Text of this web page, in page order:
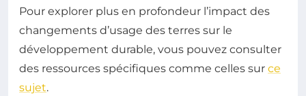
Pour explorer plus en profondeur l’impact des
changements d’usage des terres sur le
développement durable, vous pouvez consulter
des ressources spécifiques comme celles sur ce
sujet.